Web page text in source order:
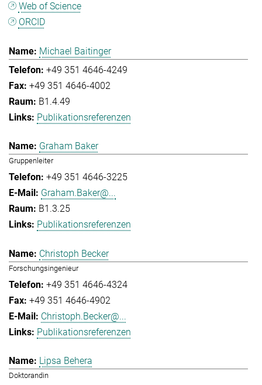
Web of Science
ORCID
Michael Baitinger
+49 351 4646-4249
+49 351 4646-4002
B1.4.49
Publikationsreferenzen
Graham Baker
Gruppenleiter
+49 351 4646-3225
Graham.Baker@...
B1.3.25
Publikationsreferenzen
Christoph Becker
Forschungsingenieur
+49 351 4646-4324
+49 351 4646-4902
Christoph.Becker@...
Publikationsreferenzen
Lipsa Behera
Doktorandin